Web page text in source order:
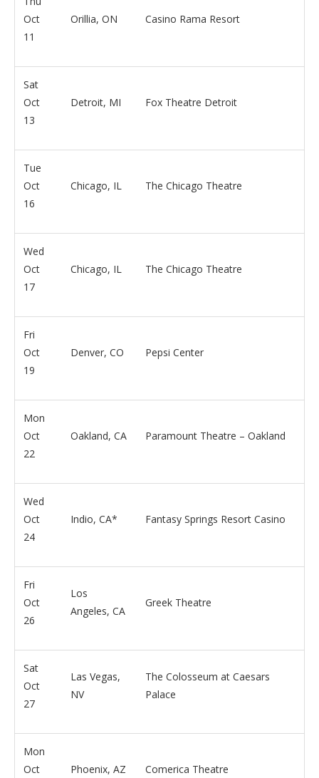
Oct
11
Orillia, ON Casino Rama Resort
Sat
Oct
13
Detroit, MI Fox Theatre Detroit
Tue
Oct
16
Chicago, IL The Chicago Theatre
Wed
Oct
17
Chicago, IL The Chicago Theatre
Fri
Oct
19
Denver, CO Pepsi Center
Mon
Oct
22
Oakland, CA Paramount Theatre – Oakland
Wed
Oct
24
Indio, CA* Fantasy Springs Resort Casino
Fri
Oct
26
Los
Angeles, CA
Greek Theatre
Sat
Oct
27
Las Vegas,
NV
The Colosseum at Caesars
Palace
Mon
Oct
Phoenix, AZ Comerica Theatre